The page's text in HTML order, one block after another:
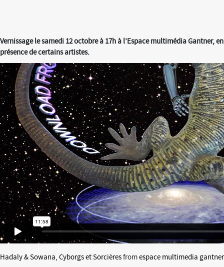
Vernissage le samedi 12 octobre à 17h à l’Espace multimédia Gantner, en
présence de certains artistes.
Hadaly & Sowana, Cyborgs et Sorcièresfromespace multimedia gantner